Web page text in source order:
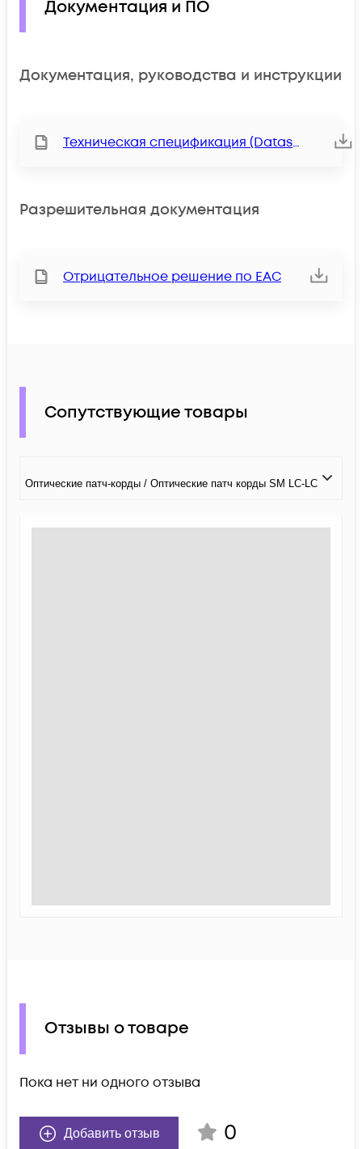
Документация и ПО
Документация, руководства и инструкции
Техническая спецификация (Datasheet)
Разрешительная документация
Отрицательное решение по ЕАС
Сопутствующие товары
Оптические патч-корды / Оптические патч корды SM LC-LC
Отзывы о товаре
Пока нет ни одного отзыва
Добавить отзыв 0